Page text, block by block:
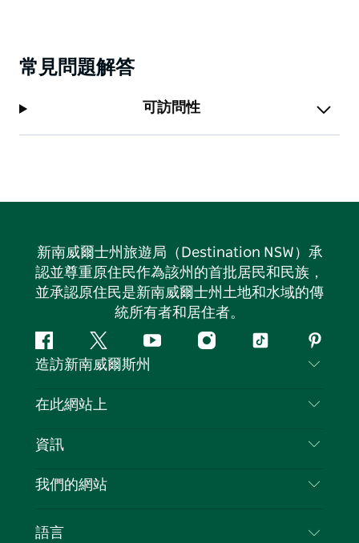
常見問題解答
可訪問性
新南威爾士州旅遊局（Destination NSW）承
認並尊重原住民作為該州的首批居民和民族，
並承認原住民是新南威爾士州土地和水域的傳
統所有者和居住者。
Facebook嘰
嘰
喳
Youtube Instagram
抖
造訪新南威爾斯州
聯絡我們
隱私
Cookie 通知
在此網站上
目的地
新南威爾斯州公路旅行
活動
資訊
旅行資訊
新南威爾斯的商業
我們的網站
語言